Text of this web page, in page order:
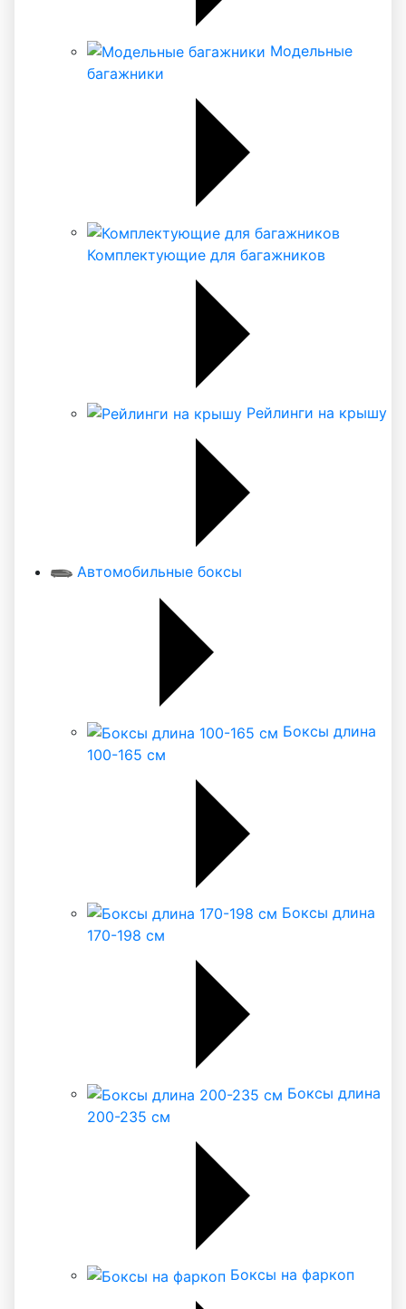
Модельные
багажники
Комплектующие для багажников
Рейлинги на крышу
Автомобильные боксы
Боксы длина
100-165 см
Боксы длина
170-198 см
Боксы длина
200-235 см
Боксы на фаркоп